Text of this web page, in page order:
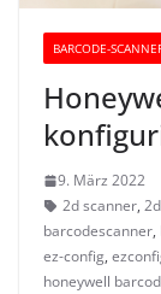
BARCODE-
9. März 2022
2d scanner,
barcodescanner,
ez-config,
honeywell